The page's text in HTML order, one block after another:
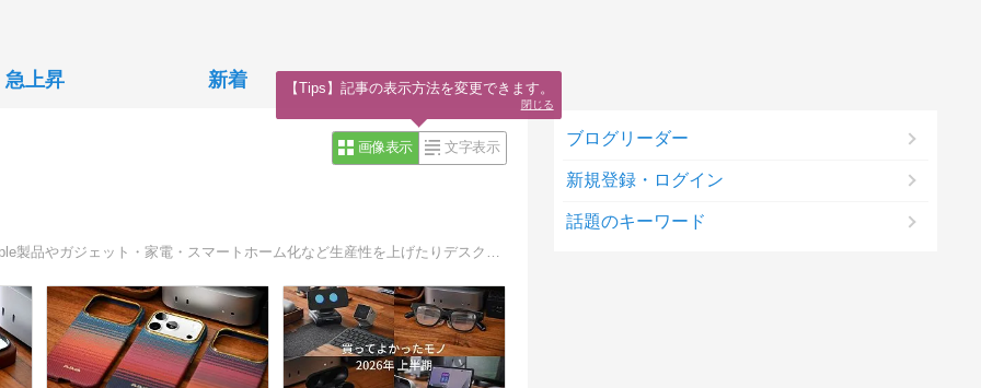
急上昇 新着
画像表示 文字表示 ブログリーダー
新規登録・ログイン
話題のキーワード
【Tips】記事の表示方法を変更できます。
閉じる